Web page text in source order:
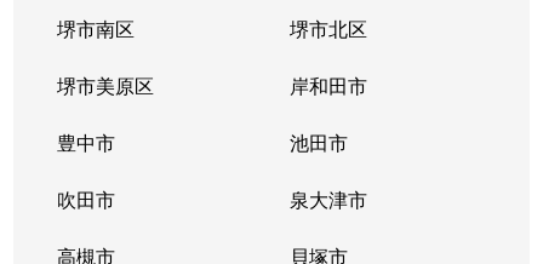
堺市南区 堺市北区
堺市美原区 岸和田市
豊中市 池田市
吹田市 泉大津市
高槻市 貝塚市